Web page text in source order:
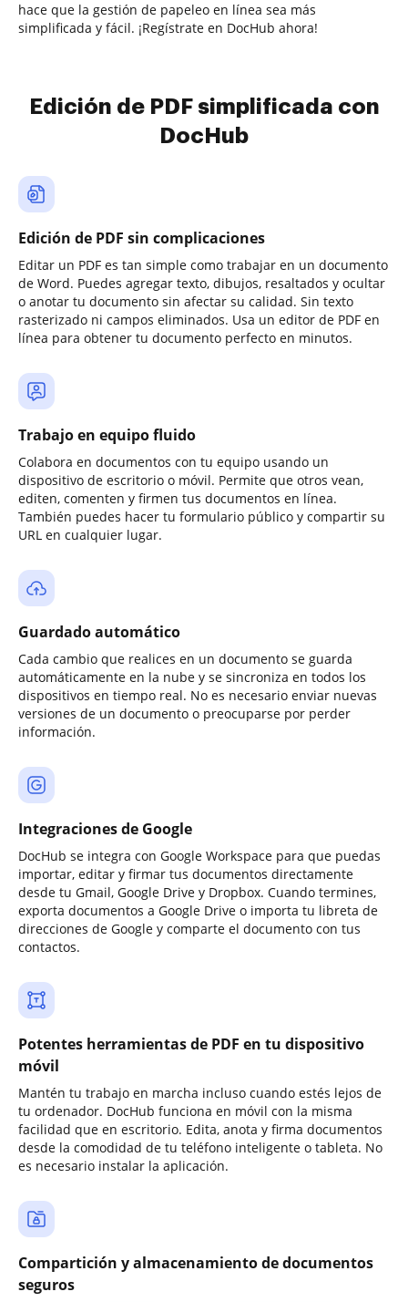
hace que la gestión de papeleo en línea sea más
simplificada y fácil. ¡Regístrate en DocHub ahora!
Edición de PDF simplificada con
DocHub
Edición de PDF sin complicaciones
Editar un PDF es tan simple como trabajar en un documento
de Word. Puedes agregar texto, dibujos, resaltados y ocultar
o anotar tu documento sin afectar su calidad. Sin texto
rasterizado ni campos eliminados. Usa un editor de PDF en
línea para obtener tu documento perfecto en minutos.
Trabajo en equipo fluido
Colabora en documentos con tu equipo usando un
dispositivo de escritorio o móvil. Permite que otros vean,
editen, comenten y firmen tus documentos en línea.
También puedes hacer tu formulario público y compartir su
URL en cualquier lugar.
Guardado automático
Cada cambio que realices en un documento se guarda
automáticamente en la nube y se sincroniza en todos los
dispositivos en tiempo real. No es necesario enviar nuevas
versiones de un documento o preocuparse por perder
información.
Integraciones de Google
DocHub se integra con Google Workspace para que puedas
importar, editar y firmar tus documentos directamente
desde tu Gmail, Google Drive y Dropbox. Cuando termines,
exporta documentos a Google Drive o importa tu libreta de
direcciones de Google y comparte el documento con tus
contactos.
Potentes herramientas de PDF en tu dispositivo
móvil
Mantén tu trabajo en marcha incluso cuando estés lejos de
tu ordenador. DocHub funciona en móvil con la misma
facilidad que en escritorio. Edita, anota y firma documentos
desde la comodidad de tu teléfono inteligente o tableta. No
es necesario instalar la aplicación.
Compartición y almacenamiento de documentos
seguros